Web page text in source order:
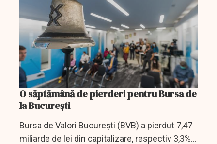
O săptămână de pierderi pentru Bursa de
la București
Bursa de Valori Bucureşti (BVB) a pierdut 7,47
miliarde de lei din capitalizare, respectiv 3,3%,